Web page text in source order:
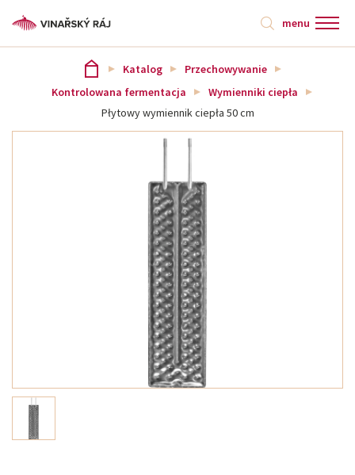
menu
Katalog
Przechowywanie
Kontrolowana fermentacja
Wymienniki ciepła
Płytowy wymiennik ciepła 50 cm